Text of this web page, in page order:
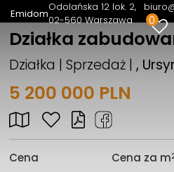
EmidomOdolańska 12 lok. 2
02-560 Warszawa
0
Działka
Działka | Sprzedaż |,
5 200 000 PLN
Cena Cena za m